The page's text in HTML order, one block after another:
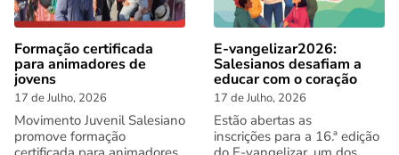
Formação certificada
para animadores de
jovens
17 de Julho, 2026
Movimento Juvenil Salesiano
promove formação
E-vangelizar2026:
Salesianos desafiam a
educar com o coração
17 de Julho, 2026
Estão abertas as
inscrições para a 16.ª edição